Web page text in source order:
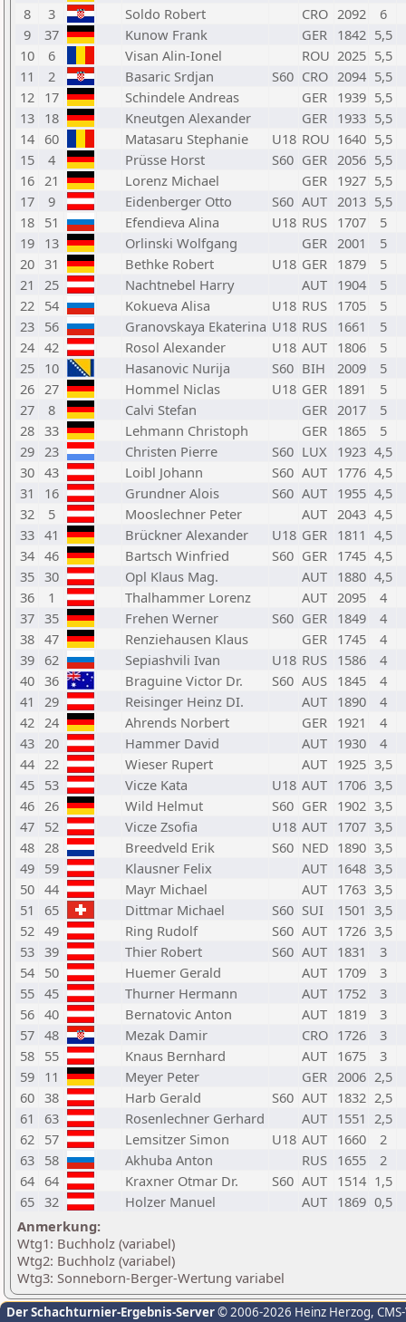
8
3 Soldo Robert CRO 2092
6
9
37 Kunow Frank GER 1842 5,5
10
6 Visan Alin-Ionel ROU 2025 5,5
11
2 Basaric Srdjan S60 CRO 2094 5,5
12 17 Schindele Andreas GER 1939 5,5
13 18 Kneutgen Alexander GER 1933 5,5
14 60 Matasaru Stephanie U18 ROU 1640 5,5
15
4 Prüsse Horst S60 GER 2056 5,5
16 21 Lorenz Michael GER 1927 5,5
17
9 Eidenberger Otto S60 AUT 2013 5,5
18 51 Efendieva Alina U18 RUS 1707
5
19 13 Orlinski Wolfgang GER 2001
5
20 31 Bethke Robert U18 GER 1879
5
21
25 Nachtnebel Harry AUT 1904
5
22 54 Kokueva Alisa U18 RUS 1705
5
23 56 Granovskaya Ekaterina U18 RUS 1661
5
24 42 Rosol Alexander U18 AUT 1806
5
25 10 Hasanovic Nurija S60 BIH 2009
5
26 27 Hommel Niclas U18 GER 1891
5
27
8 Calvi Stefan GER 2017
5
28 33 Lehmann Christoph GER 1865
5
29 23 Christen Pierre S60 LUX 1923 4,5
30 43 Loibl Johann S60 AUT 1776 4,5
31
16 Grundner Alois S60 AUT 1955 4,5
32
5 Mooslechner Peter AUT 2043 4,5
33 41 Brückner Alexander U18 GER 1811 4,5
34 46 Bartsch Winfried S60 GER 1745 4,5
35 30 Opl Klaus Mag. AUT 1880 4,5
36
1 Thalhammer Lorenz AUT 2095
4
37 35 Frehen Werner S60 GER 1849
4
38 47 Renziehausen Klaus GER 1745
4
39 62 Sepiashvili Ivan U18 RUS 1586
4
40 36 Braguine Victor Dr. S60 AUS 1845
4
41
29 Reisinger Heinz DI. AUT 1890
4
42 24 Ahrends Norbert GER 1921
4
43 20 Hammer David AUT 1930
4
44 22 Wieser Rupert AUT 1925 3,5
45 53 Vicze Kata U18 AUT 1706 3,5
46 26 Wild Helmut S60 GER 1902 3,5
47 52 Vicze Zsofia U18 AUT 1707 3,5
48 28 Breedveld Erik S60 NED 1890 3,5
49 59 Klausner Felix AUT 1648 3,5
50 44 Mayr Michael AUT 1763 3,5
51
65 Dittmar Michael S60 SUI 1501 3,5
52 49 Ring Rudolf S60 AUT 1726 3,5
53 39 Thier Robert S60 AUT 1831
3
54 50 Huemer Gerald AUT 1709
3
55 45 Thurner Hermann AUT 1752
3
56 40 Bernatovic Anton AUT 1819
3
57 48 Mezak Damir CRO 1726
3
58 55 Knaus Bernhard AUT 1675
3
59 11 Meyer Peter GER 2006 2,5
60 38 Harb Gerald S60 AUT 1832 2,5
61
63 Rosenlechner Gerhard AUT 1551 2,5
62 57 Lemsitzer Simon U18 AUT 1660
2
63 58 Akhuba Anton RUS 1655
2
64 64 Kraxner Otmar Dr. S60 AUT 1514 1,5
65 32 Holzer Manuel AUT 1869 0,5
Anmerkung:
Wtg1: Buchholz (variabel)
Wtg2: Buchholz (variabel)
Wtg3: Sonneborn-Berger-Wertung variabel
Der Schachturnier-Ergebnis-Server© 2006-2026 Heinz Herzog,